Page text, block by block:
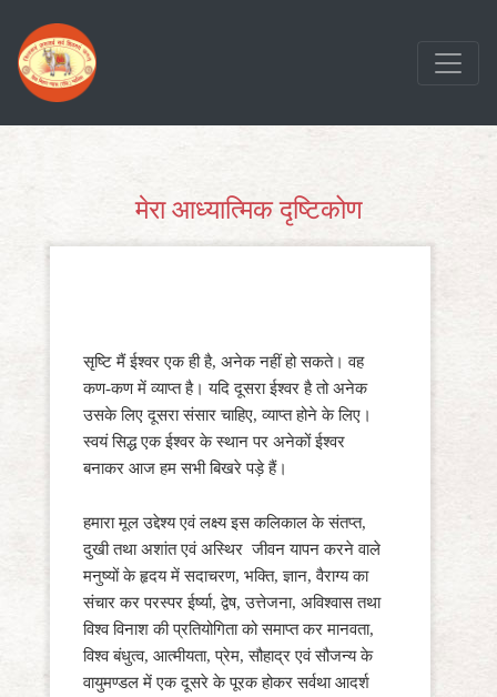
content
मेरा आध्यात्मिक दृष्टिकोण
सृष्टि मैं ईश्वर एक ही है, अनेक नहीं हो सकते। वह
कण-कण में व्याप्त है। यदि दूसरा ईश्वर है तो अनेक
उसके लिए दूसरा संसार चाहिए, व्याप्त होने के लिए।
स्वयं सिद्ध एक ईश्वर के स्थान पर अनेकों ईश्वर
बनाकर आज हम सभी बिखरे पड़े हैं।
हमारा मूल उद्देश्य एवं लक्ष्य इस कलिकाल के संतप्त,
दुखी तथा अशांत एवं अस्थिर जीवन यापन करने वाले
मनुष्यों के हृदय में सदाचरण, भक्ति, ज्ञान, वैराग्य का
संचार कर परस्पर ईर्ष्या, द्वेष, उत्तेजना, अविश्वास तथा
विश्व विनाश की प्रतियोगिता को समाप्त कर मानवता,
विश्व बंधुत्व, आत्मीयता, प्रेम, सौहाद्र एवं सौजन्य के
वायुमण्डल में एक दूसरे के पूरक होकर सर्वथा आदर्श